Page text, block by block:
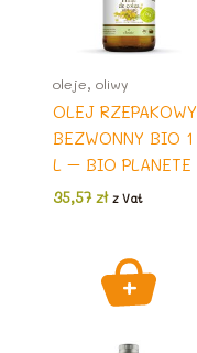
oleje, oliwy
OLEJ RZEPAKOWY
BEZWONNY BIO 1
L – BIO PLANETE
35,57zł z Vat